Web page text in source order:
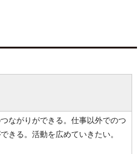
ながりができる。仕事以外でのつ
きる。活動を広めていきたい。